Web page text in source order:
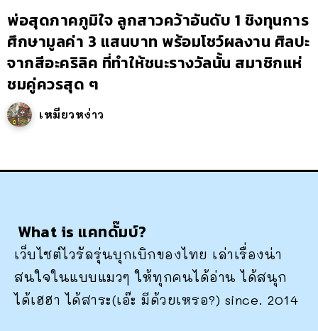
พ่อสุดภาคภูมิใจ ลูกสาวคว้าอันดับ 1 ชิงทุนการ
ศึกษามูลค่า 3 แสนบาท พร้อมโชว์ผลงาน ศิลปะ
จากสีอะคริลิค ที่ทำให้ชนะรางวัลนั้น สมาชิกแห่
ชมคู่ควรสุด ๆ
เหมียวหง่าว
What is แคทดั๊มบ์?
เว็บไซต์ไวรัลรุ่นบุกเบิกของไทย เล่าเรื่องน่า
สนใจในแบบแมวๆ ให้ทุกคนได้อ่าน ได้สนุก
ได้เฮฮา ได้สาระ(เอ๊ะ มีด้วยเหรอ?) since. 2014